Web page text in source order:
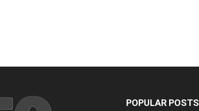
POPULAR POSTS